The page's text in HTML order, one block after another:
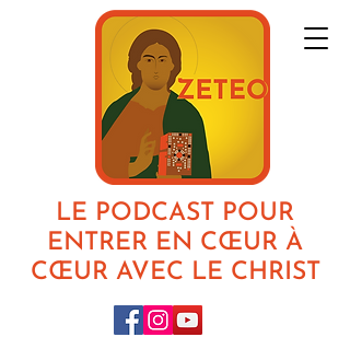
LE PODCAST POUR
ENTRER EN CŒUR À
CŒUR AVEC LE CHRIST